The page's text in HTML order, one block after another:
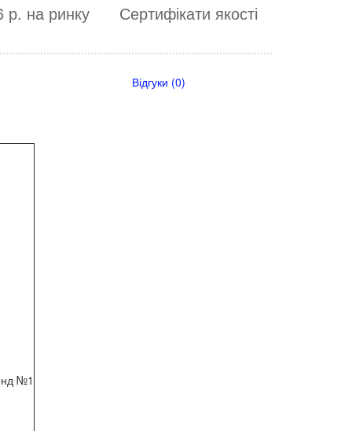
р. на ринку Сертифікати якості
Відгуки (0)
№1